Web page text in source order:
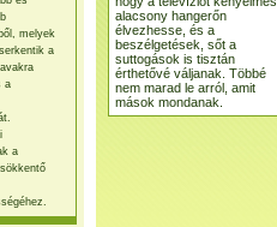
melyek
a
a
a
alacsony hangerőn
élvezhesse, és a
beszélgetések, sőt a
suttogások is tisztán
érthetővé váljanak. Többé
nem marad le arról, amit
mások mondanak.